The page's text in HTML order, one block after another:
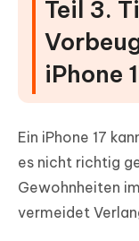
Teil 3.
iPhone
Ein iPhone 17
es nicht richtig
Gewohnheiten
vermeidet